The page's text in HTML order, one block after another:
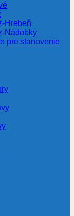
Hrebeň
Nádobky
pre stanovenie